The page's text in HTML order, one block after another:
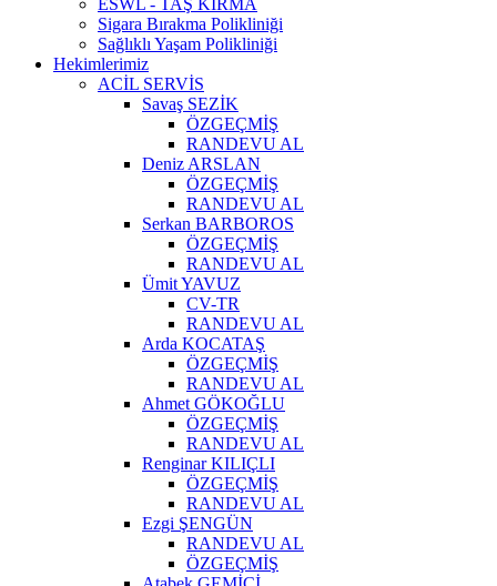
Sigara Bırakma Polikliniği
Sağlıklı Yaşam Polikliniği
Hekimlerimiz
ACİL SERVİS
Savaş SEZİK
ÖZGEÇMİŞ
RANDEVU AL
Deniz ARSLAN
ÖZGEÇMİŞ
RANDEVU AL
Serkan BARBOROS
ÖZGEÇMİŞ
RANDEVU AL
Ümit YAVUZ
CV-TR
RANDEVU AL
Arda KOCATAŞ
ÖZGEÇMİŞ
RANDEVU AL
Ahmet GÖKOĞLU
ÖZGEÇMİŞ
RANDEVU AL
Renginar KILIÇLI
ÖZGEÇMİŞ
RANDEVU AL
Ezgi ŞENGÜN
RANDEVU AL
ÖZGEÇMİŞ